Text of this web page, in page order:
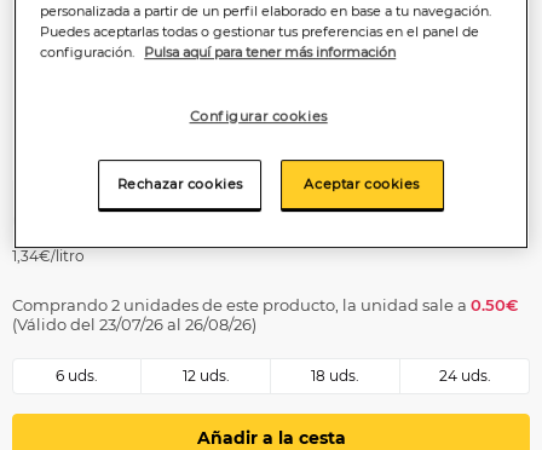
1,34€/litro
Comprando 2 unidades de este producto, la unidad sale a 0.50€
(Válido del 23/07/26 al 26/08/26)
6 uds. 12 uds. 18 uds. 24 uds.
Añadir a la cesta
personalizada a partir de un perfil elaborado en base a tu navegación.
Puedes aceptarlas todas o gestionar tus preferencias en el panel de
configuración.
Pulsa aquí para tener más información
Configurar cookies
Rechazar cookies Aceptar cookies